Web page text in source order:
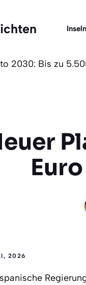
Inseln
2030: Bis zu
2026